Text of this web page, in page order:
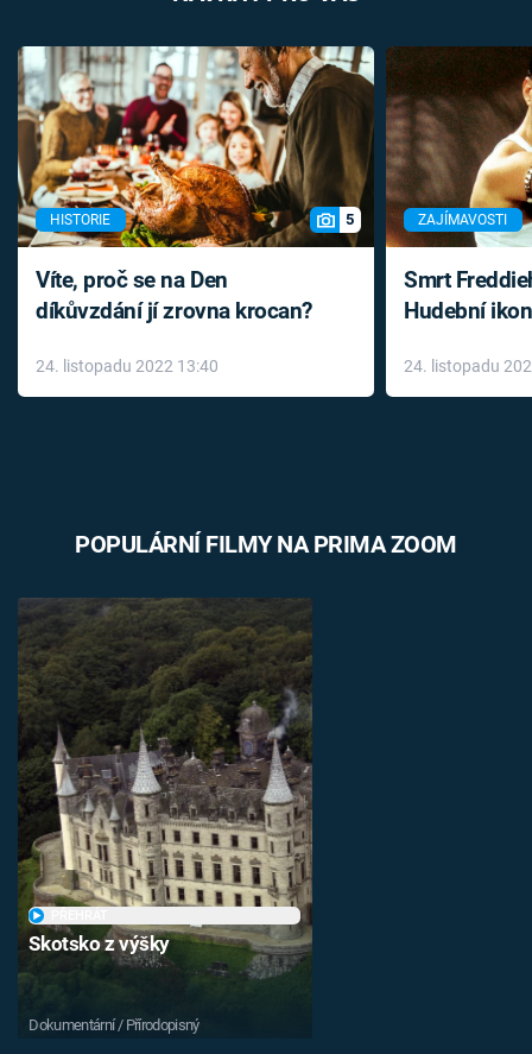
HISTORIE 5
Víte, proč se na Den
díkůvzdání jí zrovna krocan?
24. listopadu 2022 13:40
ZAJÍMAVOSTI
Smrt
Hudební
léky
24. listopadu
POPULÁRNÍ FILMY NA PRIMA ZOOM
Skotsko z výšky
Dokumentární / Přírodopisný